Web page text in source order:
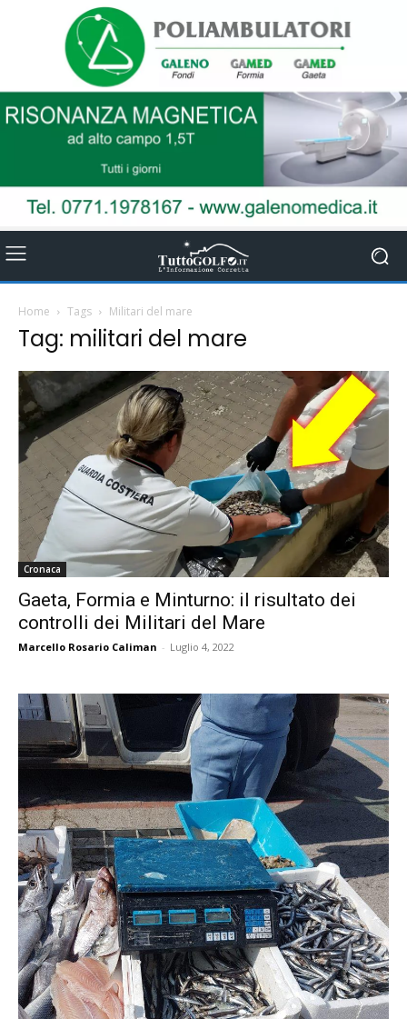
Home Tags Militari del mare
Tag: militari del mare
Cronaca
Gaeta, Formia e Minturno: il risultato dei
controlli dei Militari del Mare
Marcello Rosario Caliman - Luglio 4, 2022